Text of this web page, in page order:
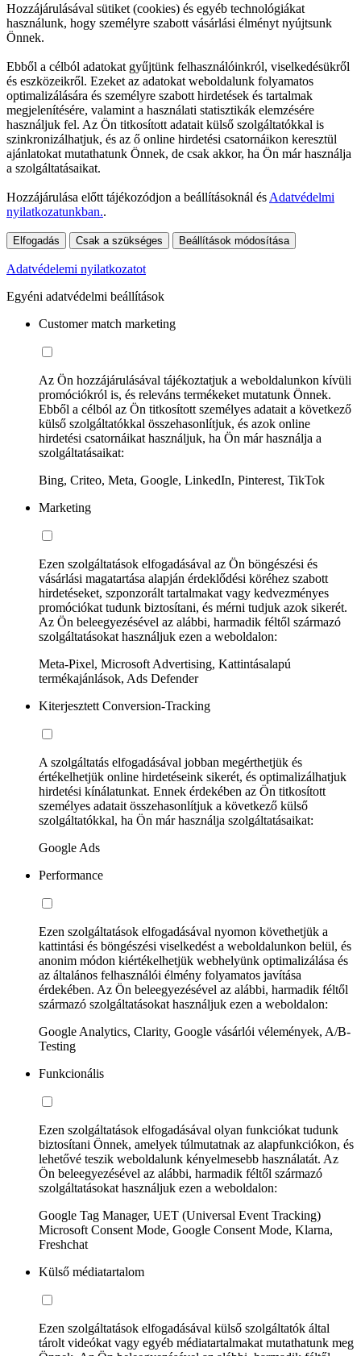
Hozzájárulásával sütiket (cookies) és egyéb technológiákat
használunk, hogy személyre szabott vásárlási élményt nyújtsunk
Önnek.
Ebből a célból adatokat gyűjtünk felhasználóinkról, viselkedésükről
és eszközeikről. Ezeket az adatokat weboldalunk folyamatos
optimalizálására és személyre szabott hirdetések és tartalmak
megjelenítésére, valamint a használati statisztikák elemzésére
használjuk fel. Az Ön titkosított adatait külső szolgáltatókkal is
szinkronizálhatjuk, és az ő online hirdetési csatornáikon keresztül
ajánlatokat mutathatunk Önnek, de csak akkor, ha Ön már használja
a szolgáltatásaikat.
Hozzájárulása előtt tájékozódjon a beállításoknál és Adatvédelmi
nyilatkozatunkban..
Elfogadás Csak a szükséges Beállítások módosítása
Adatvédelemi nyilatkozatot
Egyéni adatvédelmi beállítások
Customer match marketing
Az Ön hozzájárulásával tájékoztatjuk a weboldalunkon kívüli
promóciókról is, és releváns termékeket mutatunk Önnek.
Ebből a célból az Ön titkosított személyes adatait a következő
külső szolgáltatókkal összehasonlítjuk, és azok online
hirdetési csatornáikat használjuk, ha Ön már használja a
szolgáltatásaikat:
Bing, Criteo, Meta, Google, LinkedIn, Pinterest, TikTok
Marketing
Ezen szolgáltatások elfogadásával az Ön böngészési és
vásárlási magatartása alapján érdeklődési köréhez szabott
hirdetéseket, szponzorált tartalmakat vagy kedvezményes
promóciókat tudunk biztosítani, és mérni tudjuk azok sikerét.
Az Ön beleegyezésével az alábbi, harmadik féltől származó
szolgáltatásokat használjuk ezen a weboldalon:
Meta-Pixel, Microsoft Advertising, Kattintásalapú
termékajánlások, Ads Defender
Kiterjesztett Conversion-Tracking
A szolgáltatás elfogadásával jobban megérthetjük és
értékelhetjük online hirdetéseink sikerét, és optimalizálhatjuk
hirdetési kínálatunkat. Ennek érdekében az Ön titkosított
személyes adatait összehasonlítjuk a következő külső
szolgáltatókkal, ha Ön már használja szolgáltatásaikat:
Google Ads
Performance
Ezen szolgáltatások elfogadásával nyomon követhetjük a
kattintási és böngészési viselkedést a weboldalunkon belül, és
anonim módon kiértékelhetjük webhelyünk optimalizálása és
az általános felhasználói élmény folyamatos javítása
érdekében. Az Ön beleegyezésével az alábbi, harmadik féltől
származó szolgáltatásokat használjuk ezen a weboldalon:
Google Analytics, Clarity, Google vásárlói vélemények, A/B-
Testing
Funkcionális
Ezen szolgáltatások elfogadásával olyan funkciókat tudunk
biztosítani Önnek, amelyek túlmutatnak az alapfunkciókon, és
lehetővé teszik weboldalunk kényelmesebb használatát. Az
Ön beleegyezésével az alábbi, harmadik féltől származó
szolgáltatásokat használjuk ezen a weboldalon:
Google Tag Manager, UET (Universal Event Tracking)
Microsoft Consent Mode, Google Consent Mode, Klarna,
Freshchat
Külső médiatartalom
Ezen szolgáltatások elfogadásával külső szolgáltatók által
tárolt videókat vagy egyéb médiatartalmakat mutathatunk meg